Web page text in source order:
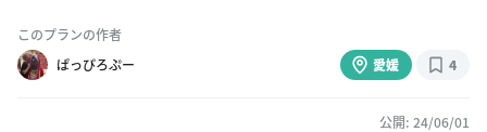
このプランの作者
ぱっぴろぷー
愛媛 4
公開: 24/06/01